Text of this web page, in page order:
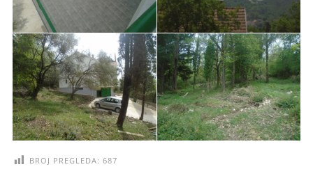
BROJ PREGLEDA: 687